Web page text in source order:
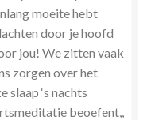
moeite hebt
door je hoofd
jou! We zitten vaak
zorgen over het
slaap ‘s nachts
beoefent,,